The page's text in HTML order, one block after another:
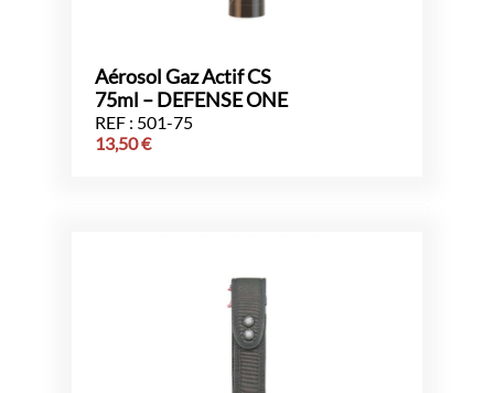
Aérosol Gaz Actif CS
75ml – DEFENSE ONE
REF : 501-75
13,50€